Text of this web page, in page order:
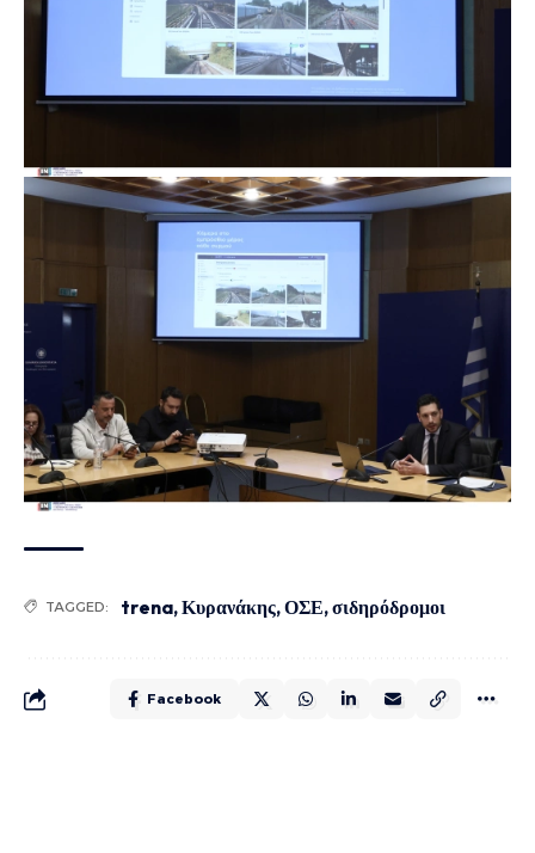
TAGGED: trena,Κυρανάκης,ΟΣΕ,σιδηρόδρομοι
Facebook